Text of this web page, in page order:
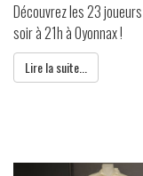
Découvrez les 23
soir à 21h à Oyonnax !
Lire la suite...